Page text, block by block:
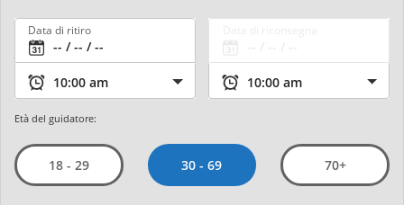
Data di ritiro
Età del guidatore:
18 - 29 30 - 69 70+